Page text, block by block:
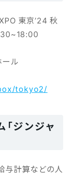
東京’24 秋
ル
tokyo2/
ジンジャ
与計算などの人